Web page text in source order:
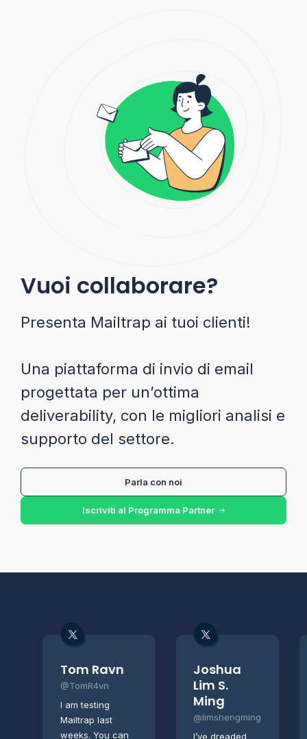
Vuoi collaborare?
Presenta Mailtrap ai tuoi clienti!
Una piattaforma di invio di email
progettata per un’ottima
deliverability, con le migliori analisi e
supporto del settore.
Iscriviti al Programma Partner
Parla con noi
Tom Ravn
@TomR4vn
I am testing
Mailtrap last
weeks. You can
Joshua
Lim S.
Ming
@limshengming
I’ve dreaded